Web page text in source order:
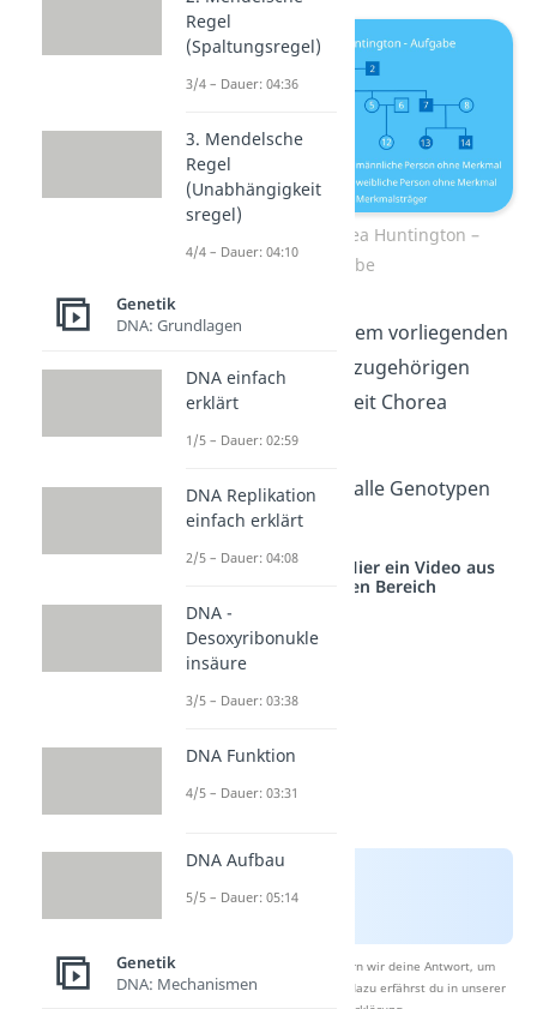
Stammbaum Chorea Huntington –
Aufgabe
Übung 1
: Leite aus dem vorliegenden
Stammbaum den dazugehörigen
Erbgang der Krankheit Chorea
Huntington ab.
Übung 2: Bestimme alle Genotypen
im Stammbaum.
Studyflix vernetzt: Hier ein Video aus
einem anderen Bereich
Nach Beantwortung speichern wir deine Antwort, um
Studyflix zu verbessern. Mehr dazu erfährst du in unserer
Regel
(Spaltungsregel)
3/4 – Dauer: 04:36
3. Mendelsche
Regel
(Unabhängigkeit
sregel)
4/4 – Dauer: 04:10
Genetik
DNA: Grundlagen
DNA einfach
erklärt
1/5 – Dauer: 02:59
DNA Replikation
einfach erklärt
2/5 – Dauer: 04:08
DNA -
Desoxyribonukle
insäure
3/5 – Dauer: 03:38
DNA Funktion
4/5 – Dauer: 03:31
DNA Aufbau
5/5 – Dauer: 05:14
Genetik
DNA: Mechanismen